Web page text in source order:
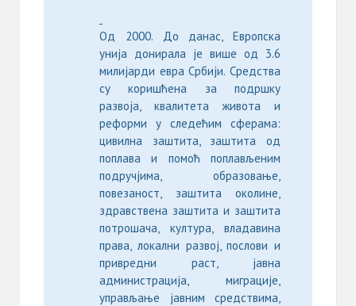
Од 2000. До данас, Европска
унија донирала је више од 3.6
милијарди евра Србији. Средства
су коришћена за подршку
развоја, квалитета живота и
реформи у следећим сферама:
цивилна заштита, заштита од
поплава и помоћ поплављеним
подручјима, образовање,
повезаност, заштита околине,
здравствена заштита и заштита
потрошача, култура, владавина
права, локални развој, послови и
привредни раст, јавна
администрација, миграције,
управљање јавним средствима,